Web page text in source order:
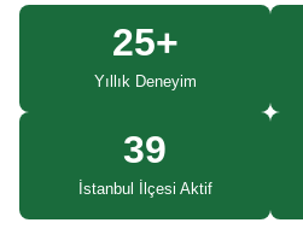
25+
Yıllık Deneyim
39
İstanbul İlçesi Aktif